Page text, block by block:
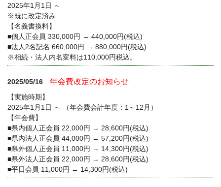
2025年1月1日 ～
※既に改定済み
【名義書換料】
■個人正会員 330,000円 → 440,000円(税込)
■法人2名記名 660,000円 → 880,000円(税込)
※相続・法人内名変料は110,000円税込。
2025/05/16 年会費改定のお知らせ
【実施時期】
2025年1月1日 ～ （年会費会計年度：1～12月）
【年会費】
■県内個人正会員 22,000円 → 28,600円(税込)
■県内法人正会員 44,000円 → 57,200円(税込)
■県外個人正会員 11,000円 → 14,300円(税込)
■県外法人正会員 22,000円 → 28,600円(税込)
■平日会員 11,000円 → 14,300円(税込)